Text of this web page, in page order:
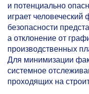
и потенциально
играет
безопасности
а отклонение от
производственных
Для минимизации
системное
проходящих на